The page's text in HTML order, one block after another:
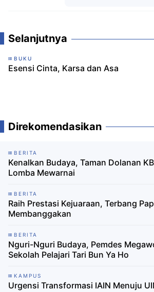
Selanjutnya
BUKU
Esensi Cinta, Karsa dan Asa
Direkomendasikan
BERITA
Kenalkan Budaya, Taman Dolanan
Lomba Mewarnai
BERITA
Raih Prestasi Kejuaraan, Terbang
Membanggakan
BERITA
Nguri-Nguri Budaya, Pemdes
Sekolah Pelajari Tari Bun Ya Ho
KAMPUS
Urgensi Transformasi IAIN Menuju